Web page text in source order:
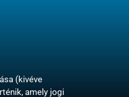
(kivéve
amely jogi